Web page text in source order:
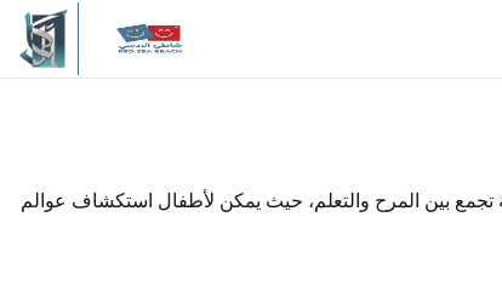
تجمع بين المرح والتعلم، حيث يمكن لأطفال استكشاف عوالم